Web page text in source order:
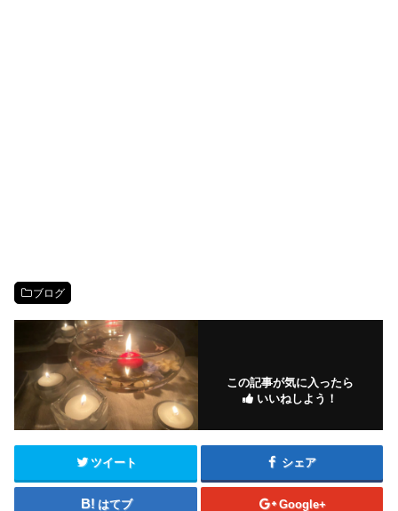
ブログ
この記事が気に入ったら
いいねしよう！
ツイート シェア
はてブ Google+